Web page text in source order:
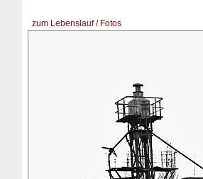
zum Lebenslauf / Fotos